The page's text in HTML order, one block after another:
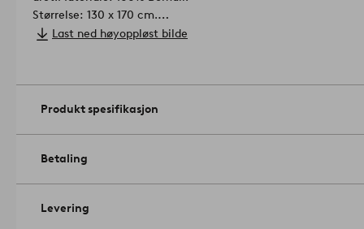
Størrelse: 130 x 170 cm.
Tykkelse: 0.4 cm.
Burde kun vaskes med klut. Ikke bruk
Last ned høyoppløst bilde
Produkt spesifikasjon
Betaling
Levering